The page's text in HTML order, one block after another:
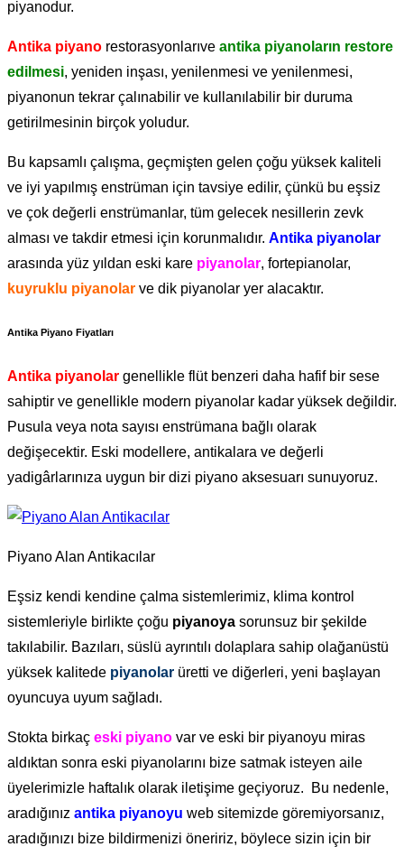
piyanodur.
Antika piyano restorasyonlarıve antika piyanoların restore
edilmesi, yeniden inşası, yenilenmesi ve yenilenmesi,
piyanonun tekrar çalınabilir ve kullanılabilir bir duruma
getirilmesinin birçok yoludur.
Bu kapsamlı çalışma, geçmişten gelen çoğu yüksek kaliteli
ve iyi yapılmış enstrüman için tavsiye edilir, çünkü bu eşsiz
ve çok değerli enstrümanlar, tüm gelecek nesillerin zevk
alması ve takdir etmesi için korunmalıdır. Antika piyanolar
arasında yüz yıldan eski kare piyanolar, fortepianolar,
kuyruklu piyanolar ve dik piyanolar yer alacaktır.
Antika Piyano Fiyatları
Antika piyanolar genellikle flüt benzeri daha hafif bir sese
sahiptir ve genellikle modern piyanolar kadar yüksek değildir.
Pusula veya nota sayısı enstrümana bağlı olarak
değişecektir. Eski modellere, antikalara ve değerli
yadigârlarınıza uygun bir dizi piyano aksesuarı sunuyoruz.
Piyano Alan Antikacılar
Eşsiz kendi kendine çalma sistemlerimiz, klima kontrol
sistemleriyle birlikte çoğu piyanoya sorunsuz bir şekilde
takılabilir. Bazıları, süslü ayrıntılı dolaplara sahip olağanüstü
yüksek kalitede piyanolar üretti ve diğerleri, yeni başlayan
oyuncuya uyum sağladı.
Stokta birkaç eski piyano var ve eski bir piyanoyu miras
aldıktan sonra eski piyanolarını bize satmak isteyen aile
üyelerimizle haftalık olarak iletişime geçiyoruz. Bu nedenle,
aradığınız antika piyanoyu web sitemizde göremiyorsanız,
aradığınızı bize bildirmenizi öneririz, böylece sizin için bir